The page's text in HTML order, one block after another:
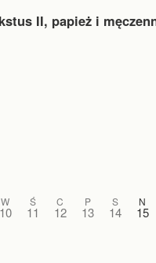
II, papież i
W
10
Ś
11
C
12
P
13
S
14
N
15